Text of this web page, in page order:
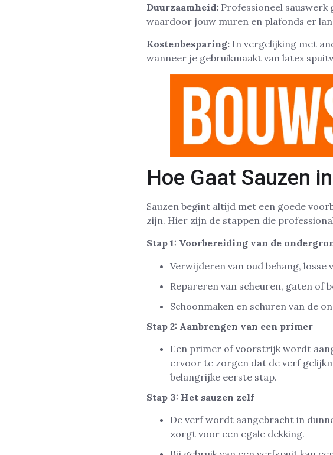
Duurzaamheid: Professioneel sauswerk
waardoor jouw muren en plafonds er
Kostenbesparing: In vergelijking met
wanneer je gebruikmaakt van latex
Hoe Gaat Sauzen
Sauzen begint altijd met een goede
zijn. Hier zijn de stappen die
Stap 1: Voorbereiding van de
Verwijderen van oud behang, losse
Repareren van scheuren, gaten of
Schoonmaken en schuren van de
Stap 2: Aanbrengen van een primer
Een primer of voorstrijk wordt
ervoor te zorgen dat de verf
belangrijke eerste stap.
Stap 3: Het sauzen zelf
De verf wordt aangebracht in
zorgt voor een egale dekking.